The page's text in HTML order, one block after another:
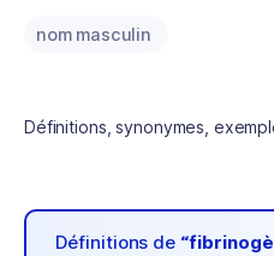
nom masculin
Définitions, synonymes,
Définitions de